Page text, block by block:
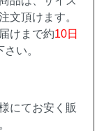
文頂けます。
けまで約10日
い。
にてお安く販